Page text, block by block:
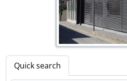
Quick search
[Part] DESPORTO
[Part] AGRICULTURA
[Part] COMÉRCIO
[Part] ENSINO
[Part] ATIVIDADE POLÍTICA
[Part] RELIGIÃO